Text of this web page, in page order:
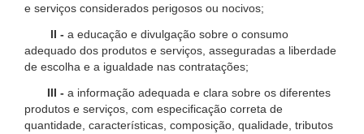
e serviços considerados perigosos ou nocivos;
II - a educação e divulgação sobre o consumo
adequado dos produtos e serviços, asseguradas a liberdade
de escolha e a igualdade nas contratações;
III - a informação adequada e clara sobre os diferentes
produtos e serviços, com especificação correta de
quantidade, características, composição, qualidade, tributos